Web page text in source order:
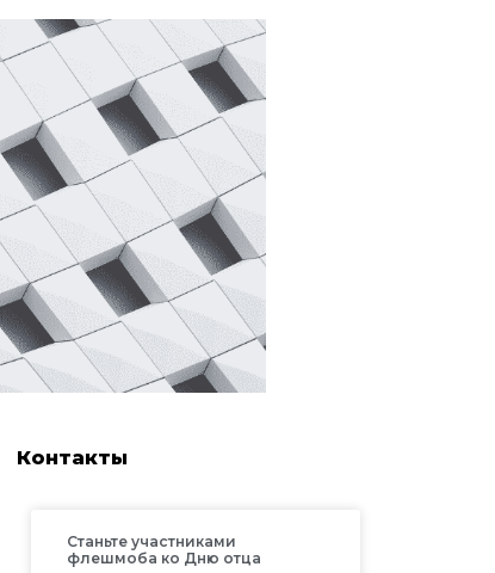
Контакты
Станьте участниками
флешмоба ко Дню отца